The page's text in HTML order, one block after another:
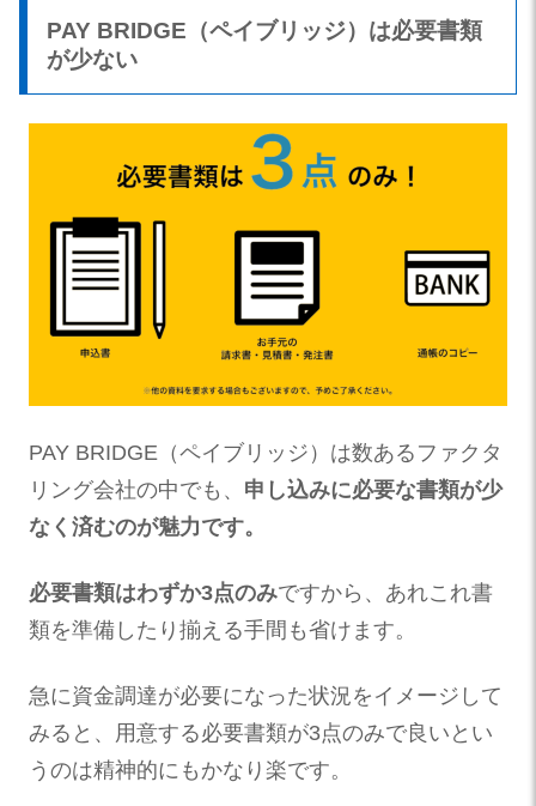
PAY BRIDGE（ペイブリッジ）は必要書類
が少ない
PAY BRIDGE（ペイブリッジ）は数あるファクタ
リング会社の中でも、 申し込みに必要な書類が少
なく済むのが魅力です。
必要書類はわずか3点のみですから、あれこれ書
類を準備したり揃える手間も省けます。
急に資金調達が必要になった状況をイメージして
みると、用意する必要書類が3点のみで良いとい
うのは精神的にもかなり楽です。